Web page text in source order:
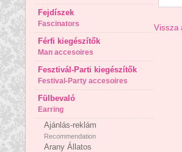
Fejdíszek
Fascinators
Férfi kiegészítők
Man accesoires
Fesztivál-Parti kiegészítők
Festival-Party accesoires
Fülbevaló
Earring
Ajánlás-reklám
Recommendation
Arany Állatos
Vissza